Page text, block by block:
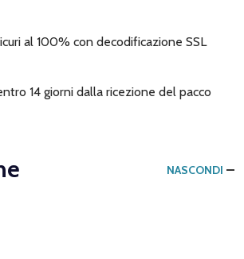
al 100% con decodificazione SSL
14 giorni dalla ricezione del pacco
NASCONDI